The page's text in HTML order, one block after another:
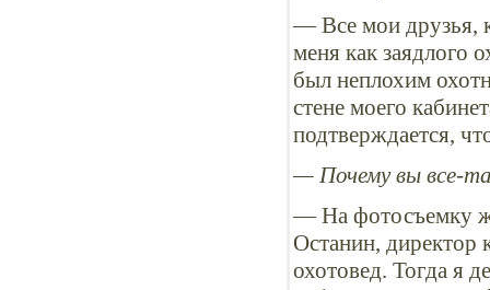
— Все мои друзья,
меня как заядлого
был неплохим
стене моего
подтверждается,
— Почему вы все-
— На фотосъемку
Останин, директор
охотовед. Тогда я